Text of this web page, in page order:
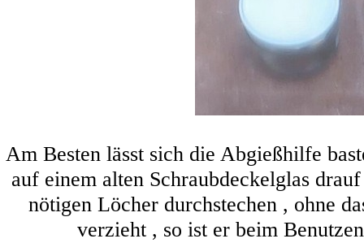
Am Besten lässt sich die Abgießhilfe
auf einem alten Schraubdeckelglas
nötigen Löcher durchstechen , ohne
verzieht , so ist er beim